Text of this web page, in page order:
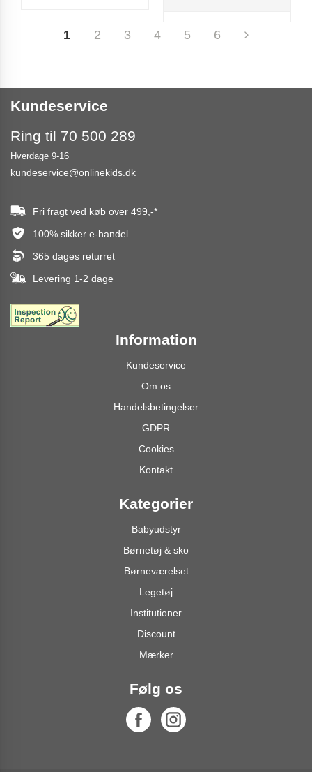
1 2 3 4 5 6
Kundeservice
Ring til 70 500 289
Hverdage 9-16
kundeservice@onlinekids.dk
Fri fragt ved køb over 499,-*
100% sikker e-handel
365 dages returret
Levering 1-2 dage
Information
Kundeservice
Om os
Handelsbetingelser
GDPR
Cookies
Kontakt
Kategorier
Babyudstyr
Børnetøj & sko
Børneværelset
Legetøj
Institutioner
Discount
Mærker
Følg os